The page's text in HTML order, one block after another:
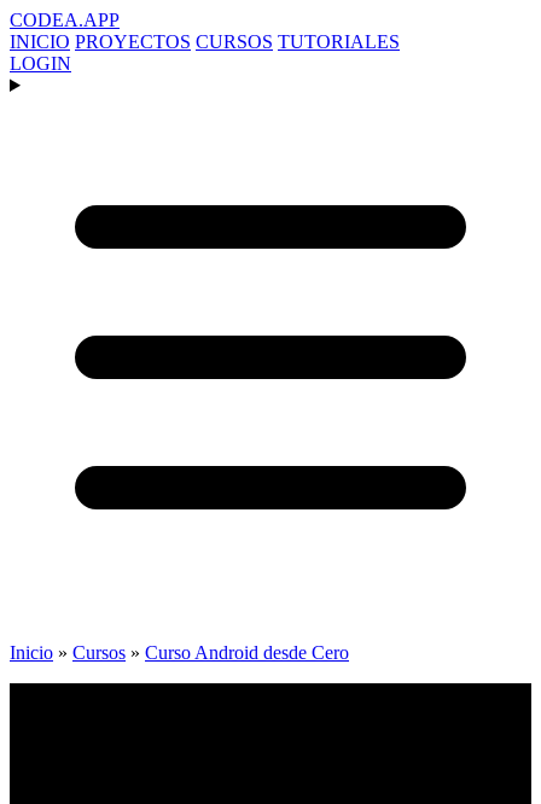
CODEA.APP
INICIO PROYECTOS CURSOS TUTORIALES
LOGIN
Inicio » Cursos » Curso Android desde Cero